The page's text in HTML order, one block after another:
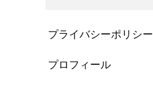
プライバシーポリシー
プロフィール